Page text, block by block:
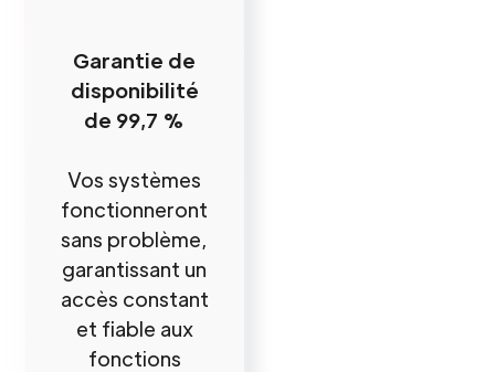
Garantie de
disponibilité
de 99,7 %
Vos systèmes
fonctionneront
sans problème,
garantissant un
accès constant
et fiable aux
fonctions